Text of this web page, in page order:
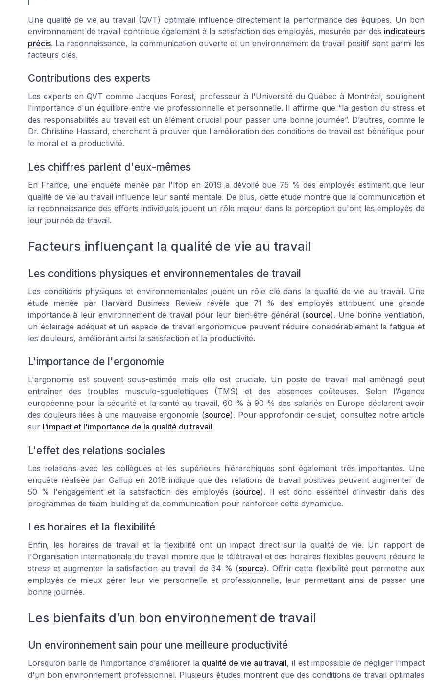
Une qualité de vie au travail (QVT) optimale influence directement la performance des équipes. Un bon
environnement de travail contribue également à la satisfaction des employés, mesurée par des indicateurs
précis. La reconnaissance, la communication ouverte et un environnement de travail positif sont parmi les
facteurs clés.
Contributions des experts
Les experts en QVT comme Jacques Forest, professeur à l'Université du Québec à Montréal, soulignent
l'importance d'un équilibre entre vie professionnelle et personnelle. Il affirme que “la gestion du stress et
des responsabilités au travail est un élément crucial pour passer une bonne journée”. D’autres, comme le
Dr. Christine Hassard, cherchent à prouver que l'amélioration des conditions de travail est bénéfique pour
le moral et la productivité.
Les chiffres parlent d'eux-mêmes
En France, une enquête menée par l'Ifop en 2019 a dévoilé que 75 % des employés estiment que leur
qualité de vie au travail influence leur santé mentale. De plus, cette étude montre que la communication et
la reconnaissance des efforts individuels jouent un rôle majeur dans la perception qu'ont les employés de
leur journée de travail.
Facteurs influençant la qualité de vie au travail
Les conditions physiques et environnementales de travail
Les conditions physiques et environnementales jouent un rôle clé dans la qualité de vie au travail. Une
étude menée par Harvard Business Review révèle que 71 % des employés attribuent une grande
importance à leur environnement de travail pour leur bien-être général (source). Une bonne ventilation,
un éclairage adéquat et un espace de travail ergonomique peuvent réduire considérablement la fatigue et
les douleurs, améliorant ainsi la satisfaction et la productivité.
L'importance de l'ergonomie
L'ergonomie est souvent sous-estimée mais elle est cruciale. Un poste de travail mal aménagé peut
entraîner des troubles musculo-squelettiques (TMS) et des absences coûteuses. Selon l’Agence
européenne pour la sécurité et la santé au travail, 60 % à 90 % des salariés en Europe déclarent avoir
des douleurs liées à une mauvaise ergonomie (source). Pour approfondir ce sujet, consultez notre article
sur l'impact et l'importance de la qualité du travail.
L'effet des relations sociales
Les relations avec les collègues et les supérieurs hiérarchiques sont également très importantes. Une
enquête réalisée par Gallup en 2018 indique que des relations de travail positives peuvent augmenter de
50 % l'engagement et la satisfaction des employés (source). Il est donc essentiel d'investir dans des
programmes de team-building et de communication pour renforcer cette dynamique.
Les horaires et la flexibilité
Enfin, les horaires de travail et la flexibilité ont un impact direct sur la qualité de vie. Un rapport de
l'Organisation internationale du travail montre que le télétravail et des horaires flexibles peuvent réduire le
stress et augmenter la satisfaction au travail de 64 % (source). Offrir cette flexibilité peut permettre aux
employés de mieux gérer leur vie personnelle et professionnelle, leur permettant ainsi de passer une
bonne journée.
Les bienfaits d’un bon environnement de travail
Un environnement sain pour une meilleure productivité
Lorsqu’on parle de l’importance d’améliorer la qualité de vie au travail, il est impossible de négliger l'impact
d'un bon environnement professionnel. Plusieurs études montrent que des conditions de travail optimales